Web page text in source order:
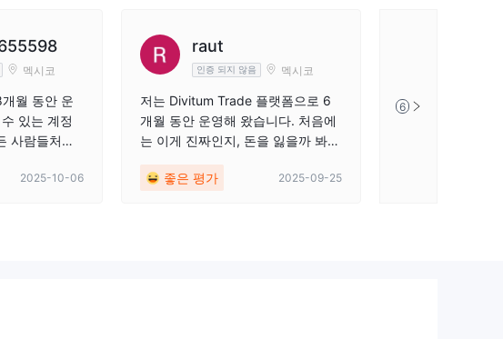
멕시코
월 동안 운
있는 계정
사람들처럼
었습니다. 제
2025-10-06
raut
인증 되지 않음 멕시코
저는 Divitum Trade 플랫폼으로 6
개월 동안 운영해 왔습니다. 처음에
는 이게 진짜인지, 돈을 잃을까 봐
결과를 얻었고, 필요할 때마다 아무
좋은 평가 2025-09-25
6